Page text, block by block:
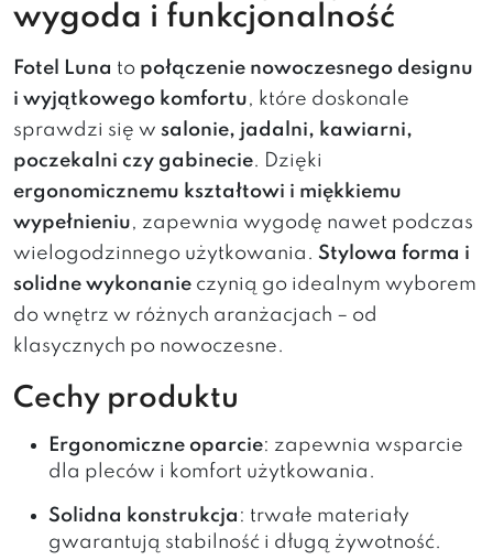
wygoda i funkcjonalność
Fotel Luna to połączenie nowoczesnego designu
i wyjątkowego komfortu, które doskonale
sprawdzi się w salonie, jadalni, kawiarni,
poczekalni czy gabinecie. Dzięki
ergonomicznemu kształtowi i miękkiemu
wypełnieniu, zapewnia wygodę nawet podczas
wielogodzinnego użytkowania. Stylowa forma i
solidne wykonanie czynią go idealnym wyborem
do wnętrz w różnych aranżacjach – od
klasycznych po nowoczesne.
Cechy produktu
Ergonomiczne oparcie: zapewnia wsparcie
dla pleców i komfort użytkowania.
Solidna konstrukcja : trwałe materiały
gwarantują stabilność i długą żywotność.